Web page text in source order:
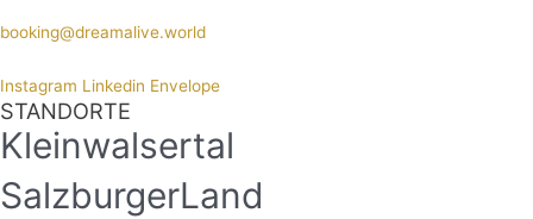
booking@dreamalive.world
Instagram Linkedin Envelope
STANDORTE
Kleinwalsertal
SalzburgerLand